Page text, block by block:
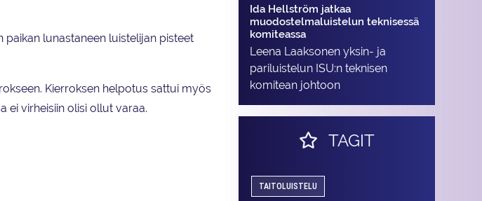
paikan lunastaneen luistelijan pisteet
Kierroksen helpotus sattui myös
ei virheisiin olisi ollut varaa.
Ida Hellström jatkaa
muodostelmaluistelun teknisessä
komiteassa
Leena Laaksonen yksin- ja
pariluistelun ISU:n teknisen
komitean johtoon
TAGIT
TAITOLUISTELU